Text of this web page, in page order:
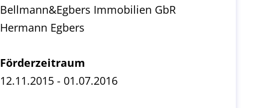
Bellmann&Egbers Immobilien GbR
Hermann Egbers
Förderzeitraum
12.11.2015 - 01.07.2016